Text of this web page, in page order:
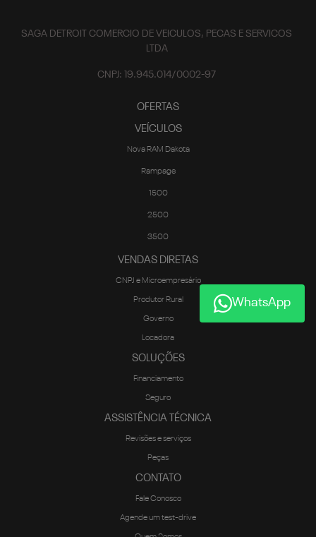
SAGA DETROIT COMERCIO DE VEICULOS, PECAS E SERVICOS
LTDA
CNPJ: 19.945.014/0002-97
OFERTAS
VEÍCULOS
Nova RAM Dakota
Rampage
1500
2500
3500
VENDAS DIRETAS
CNPJ e Microempresário
Produtor Rural
Governo
Locadora
SOLUÇÕES
Financiamento
Seguro
ASSISTÊNCIA TÉCNICA
Revisões e serviços
Peças
CONTATO
Fale Conosco
Agende um test-drive
WhatsApp